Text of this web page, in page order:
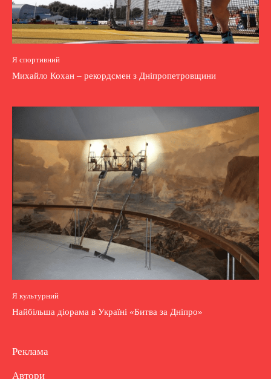
Я спортивний
Михайло Кохан – рекордсмен з Дніпропетровщини
Я культурний
Найбільша діорама в Україні «Битва за Дніпро»
Реклама
Автори